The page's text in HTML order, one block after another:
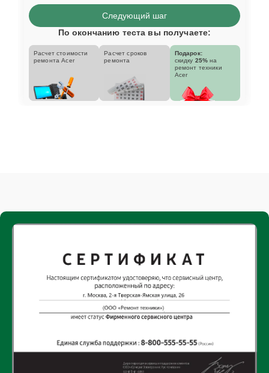
Следующий шаг
По окончанию теста вы получаете:
Расчет стоимости
ремонта Acer
Расчет сроков
ремонта
Подарок:
скидку 25% на
ремонт техники
Acer